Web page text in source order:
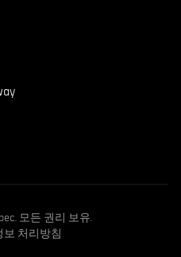
모든 권리 보유.
보 처리방침